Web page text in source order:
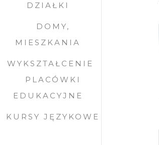
DZIAŁKI
DOMY,
MIESZKANIA
WYKSZTAŁCENIE
PLACÓWKI
EDUKACYJNE
KURSY JĘZYKOWE